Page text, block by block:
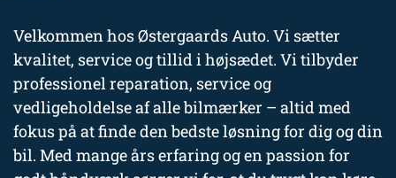
Velkommen hos Østergaards Auto. Vi sætter
kvalitet, service og tillid i højsædet. Vi tilbyder
professionel reparation, service og
vedligeholdelse af alle bilmærker – altid med
fokus på at finde den bedste løsning for dig og din
bil. Med mange års erfaring og en passion for